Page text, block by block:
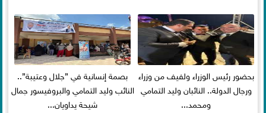
بحضور رئيس الوزراء ولفيف من وزراء
ورجال الدولة.. النائبان وليد التمامي
ومحمد...
بصمة إنسانية في ”جلال وعتيبة”..
النائب وليد التمامي والبروفيسور جمال
شيحة يداويان...